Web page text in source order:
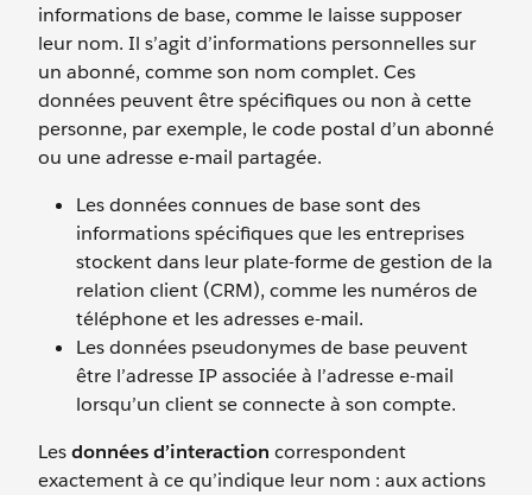
informations de base, comme le laisse supposer
leur nom. Il s’agit d’informations personnelles sur
un abonné, comme son nom complet. Ces
données peuvent être spécifiques ou non à cette
personne, par exemple, le code postal d’un abonné
ou une adresse e-mail partagée.
Les données connues de base sont des
informations spécifiques que les entreprises
stockent dans leur plate-forme de gestion de la
relation client (CRM), comme les numéros de
téléphone et les adresses e-mail.
Les données pseudonymes de base peuvent
être l’adresse IP associée à l’adresse e-mail
lorsqu’un client se connecte à son compte.
Lesdonnées d’interaction correspondent
exactement à ce qu’indique leur nom : aux actions